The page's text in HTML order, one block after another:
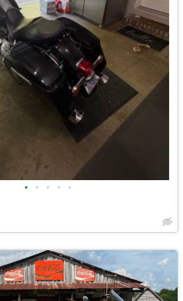
• • • • •